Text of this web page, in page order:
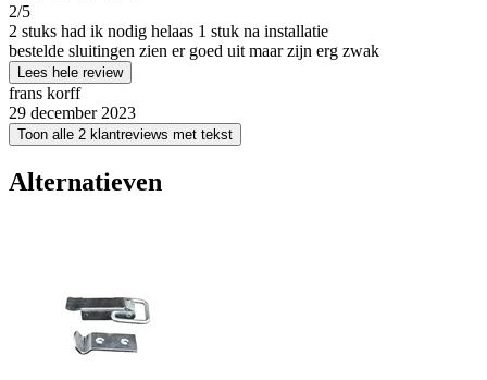
2/5
2 stuks had ik nodig helaas 1 stuk na installatie
bestelde sluitingen zien er goed uit maar zijn erg zwak
Lees hele review
frans korff
29 december 2023
Toon alle 2 klantreviews met tekst
Alternatieven